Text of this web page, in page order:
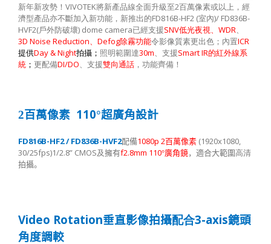
新年新攻勢！ VIVOTEK將新產品線全面升級至2百萬像素或以上，經
濟型產品亦不斷加入新功能，新推出的FD816B-HF2 (室內)/ FD836B-
HVF2(戶外防破壞) dome camera已經支援SNV低光夜視、 WDR
3D Noise Reduction Defog除霧功能令影像質素更出色；內置ICR
提供Day & Night拍攝； 照明範圍達30m 、支援Smart IR的紅外線系
統 ； 更配備DI/DO 、支援雙向通話 ，功能齊備！
2百萬像素 110°超廣角設計
FD816B-HF2 / FD836B-HVF2配備1080p 2百萬像素 (1920x1080,
30/25fps)1/2.8” CMOS及擁有f2.8mm 110°廣角鏡，適合大範圍高清
拍攝。
Video Rotation垂直影像拍攝配合3-axis鏡頭
角度調較